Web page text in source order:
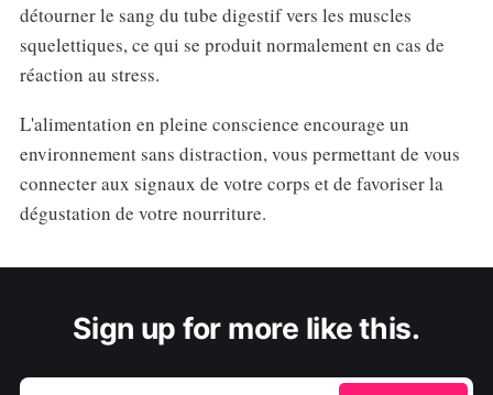
détourner le sang du tube digestif vers les muscles
squelettiques, ce qui se produit normalement en cas de
réaction au stress.
L'alimentation en pleine conscience encourage un
environnement sans distraction, vous permettant de vous
connecter aux signaux de votre corps et de favoriser la
dégustation de votre nourriture.
Sign up for more like this.